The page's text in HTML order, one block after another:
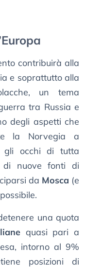
contribuirà alla
e soprattutto alla
un tema
tra Russia e
degli aspetti che
la Norvegia a
gli occhi di tutta
di nuove fonti di
da Mosca (e
una quota
quasi pari a
intorno al 9%
posizioni di